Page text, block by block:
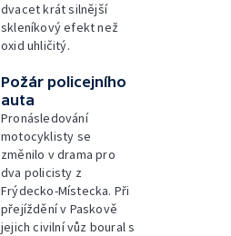
dvacet krát silnější
skleníkový efekt než
oxid uhličitý.
Požár policejního
auta
Pronásledování
motocyklisty se
změnilo v drama pro
dva policisty z
Frýdecko-Místecka. Při
přejíždění v Paskově
jejich civilní vůz boural s